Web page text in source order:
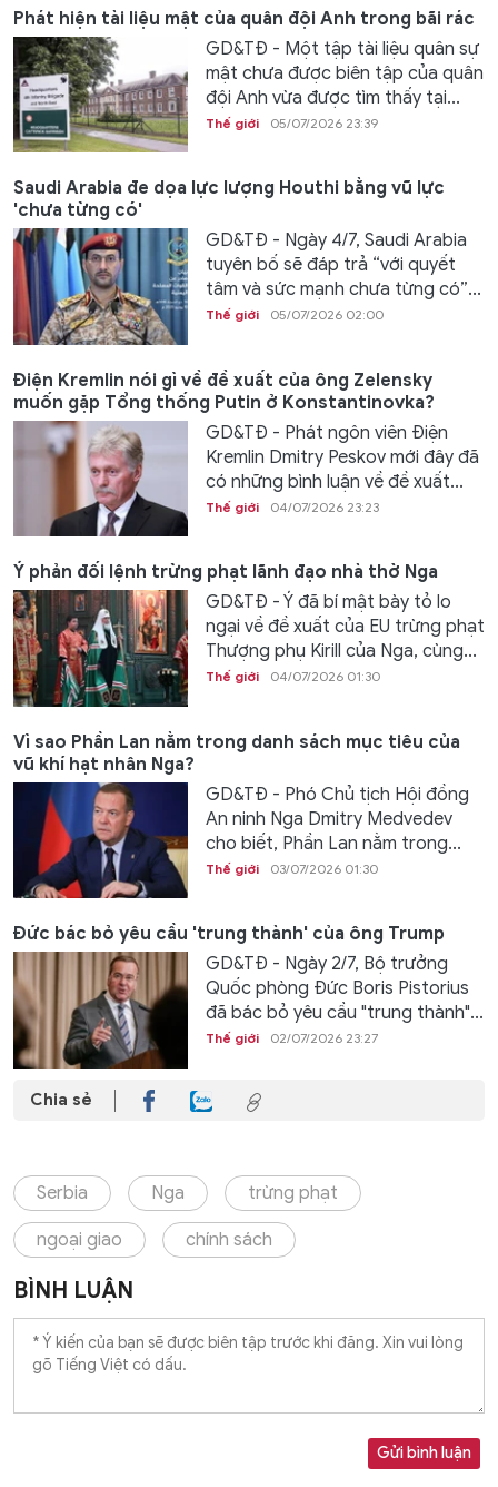
Phát hiện tài liệu mật của quân đội Anh trong bãi rác
GD&TĐ - Một tập tài liệu quân sự
mật chưa được biên tập của quân
đội Anh vừa được tìm thấy tại...
Thế giới 05/07/2026 23:39
Saudi Arabia đe dọa lực lượng Houthi bằng vũ lực
'chưa từng có'
GD&TĐ - Ngày 4/7, Saudi Arabia
tuyên bố sẽ đáp trả “với quyết
tâm và sức mạnh chưa từng có”...
Thế giới 05/07/2026 02:00
Điện Kremlin nói gì về đề xuất của ông Zelensky
muốn gặp Tổng thống Putin ở Konstantinovka?
GD&TĐ - Phát ngôn viên Điện
Kremlin Dmitry Peskov mới đây đã
có những bình luận về đề xuất...
Thế giới 04/07/2026 23:23
Ý phản đối lệnh trừng phạt lãnh đạo nhà thờ Nga
GD&TĐ - Ý đã bí mật bày tỏ lo
ngại về đề xuất của EU trừng phạt
Thượng phụ Kirill của Nga, cùng...
Thế giới 04/07/2026 01:30
Vì sao Phần Lan nằm trong danh sách mục tiêu của
vũ khí hạt nhân Nga?
GD&TĐ - Phó Chủ tịch Hội đồng
An ninh Nga Dmitry Medvedev
cho biết, Phần Lan nằm trong...
Thế giới 03/07/2026 01:30
Đức bác bỏ yêu cầu 'trung thành' của ông Trump
GD&TĐ - Ngày 2/7, Bộ trưởng
Quốc phòng Đức Boris Pistorius
đã bác bỏ yêu cầu "trung thành"...
Thế giới 02/07/2026 23:27
Chia sẻ
Serbia Nga trừng phạt
ngoại giao chính sách
BÌNH LUẬN
Gửi bình luận